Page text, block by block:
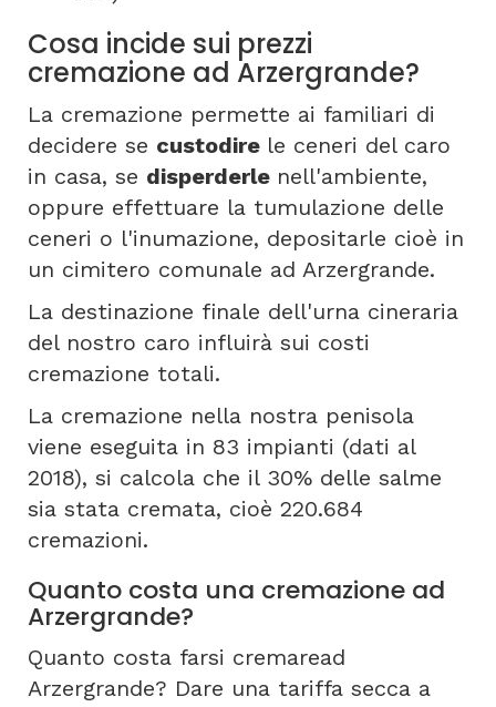
Cosa incide sui prezzi
cremazione ad Arzergrande?
La cremazione permette ai familiari di
decidere se custodire le ceneri del caro
in casa, se disperderle nell'ambiente,
oppure effettuare la tumulazione delle
ceneri o l'inumazione, depositarle cioè in
un cimitero comunale ad Arzergrande.
La destinazione finale dell'urna cineraria
del nostro caro influirà sui costi
cremazione totali.
La cremazione nella nostra penisola
viene eseguita in 83 impianti (dati al
2018), si calcola che il 30% delle salme
sia stata cremata, cioè 220.684
cremazioni.
Quanto costa una cremazione ad
Arzergrande?
Quanto costa farsi cremaread
Arzergrande? Dare una tariffa secca a